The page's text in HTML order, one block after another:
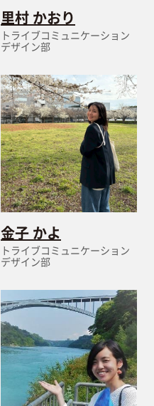
里村 かおり
トライブコミュニケーション
デザイン部
金子 かよ
トライブコミュニケーション
デザイン部